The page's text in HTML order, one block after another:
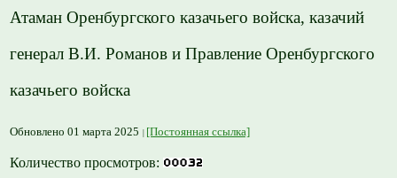
Атаман Оренбургского казачьего войска, казачий
генерал В.И. Романов и Правление Оренбургского
казачьего войска
Обновлено 01 марта 2025 [Постоянная ссылка]
Количество просмотров: